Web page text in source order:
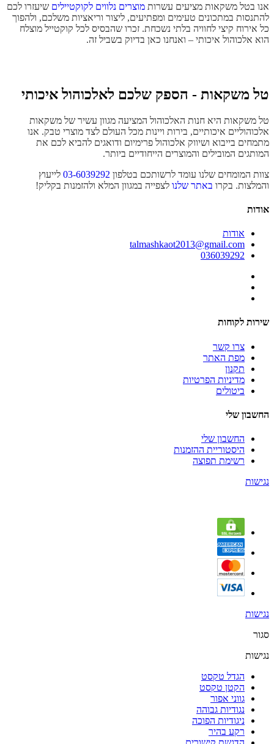
אנו בטל משקאות מציעים עשרות מוצרים נלווים לקוקטיילים שיעזרו לכם
להתנסות במתכונים טעימים ומפתיעים, ליצור וריאציות משלכם, ולהפוך
כל אירוח קיצי לחוויה בלתי נשכחת. זכרו שהבסיס לכל קוקטייל מוצלח
הוא אלכוהול איכותי – ואנחנו כאן בדיוק בשביל זה.
טל משקאות - הספק שלכם לאלכוהול איכותי
טל משקאות היא חנות האלכוהול המציעה מגוון עשיר של משקאות
אלכוהוליים איכותיים, בירות ויינות מכל העולם לצד מוצרי טבק. אנו
מתמחים בייבוא ושיווק אלכוהול פרימיום ודואגים להביא לכם את
המותגים המובילים והמוצרים הייחודיים ביותר.
צוות המומחים שלנו עומד לרשותכם בטלפון 03-6039292 לייעוץ
והמלצות. בקרו באתר שלנו לצפייה במגוון המלא ולהזמנות בקליק!
אודות
אודות
talmashkaot2013@gmail.com
036039292
שירות לקוחות
צרו קשר
מפת האתר
תקנון
מדיניות הפרטיות
ביטולים
החשבון שלי
החשבון שלי
היסטוריית ההזמנות
רשימת תפוצה
נגישות
נגישות
סגור
נגישות
הגדל טקסט
הקטן טקסט
גווני אפור
נגודיות גבוהה
ניגודיות הפוכה
רקע בהיר